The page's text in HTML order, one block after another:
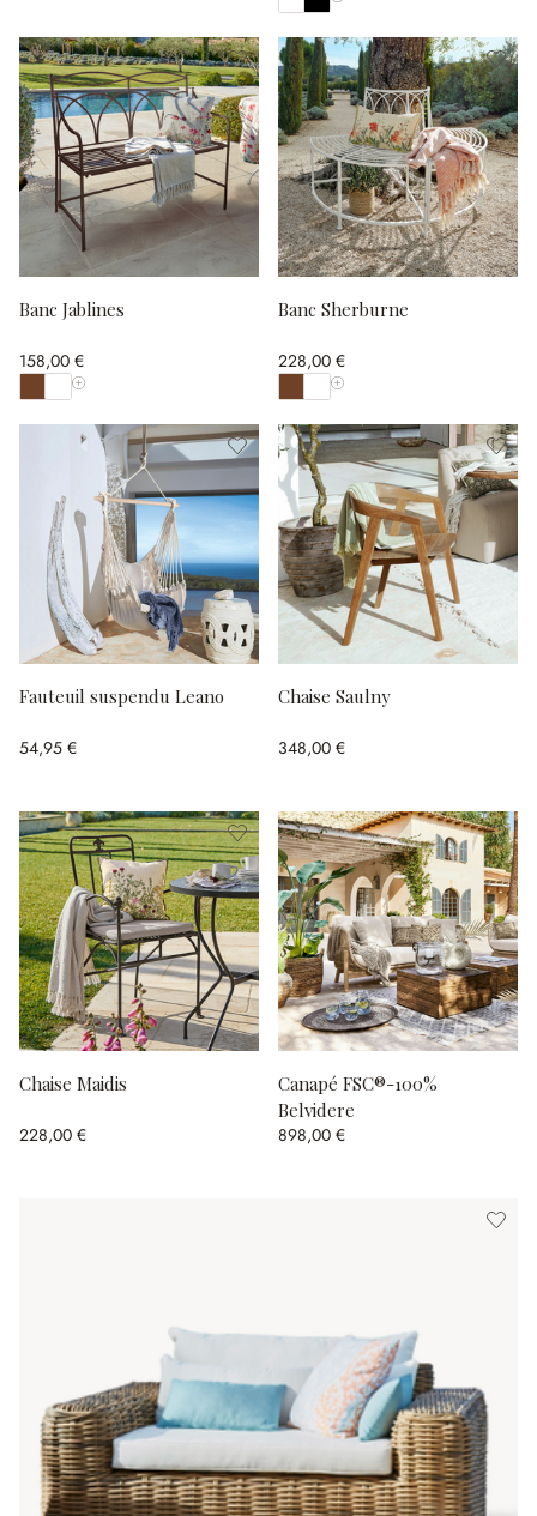
Afficher toutes les couleurs
Banc Jablines
158,00 €
Afficher toutes les couleurs
Banc Sherburne
228,00 €
Afficher toutes les couleurs
Fauteuil suspendu Leano
54,95 €
Chaise Saulny
348,00 €
Chaise Maidis
228,00 €
Canapé FSC®-100%
Belvidere
898,00 €